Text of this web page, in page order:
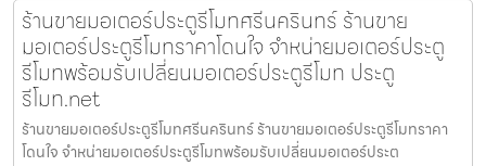
ร้านขายมอเตอร์ประตูรีโมทศรีนครินทร์ ร้านขาย
มอเตอร์ประตูรีโมทราคาโดนใจ จำหน่ายมอเตอร์ประตู
รีโมทพร้อมรับเปลี่ยนมอเตอร์ประตูรีโมท ประตู
รีโมท.net
ร้านขายมอเตอร์ประตูรีโมทศรีนครินทร์ ร้านขายมอเตอร์ประตูรีโมทราคา
โดนใจ จำหน่ายมอเตอร์ประตูรีโมทพร้อมรับเปลี่ยนมอเตอร์ประต